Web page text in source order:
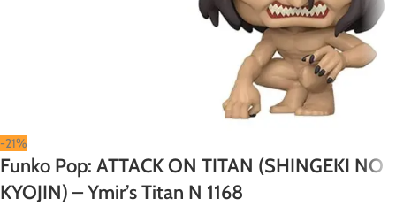
-21%
Funko Pop: ATTACK ON TITAN (SHINGEKI NO
KYOJIN) – Ymir’s Titan N 1168